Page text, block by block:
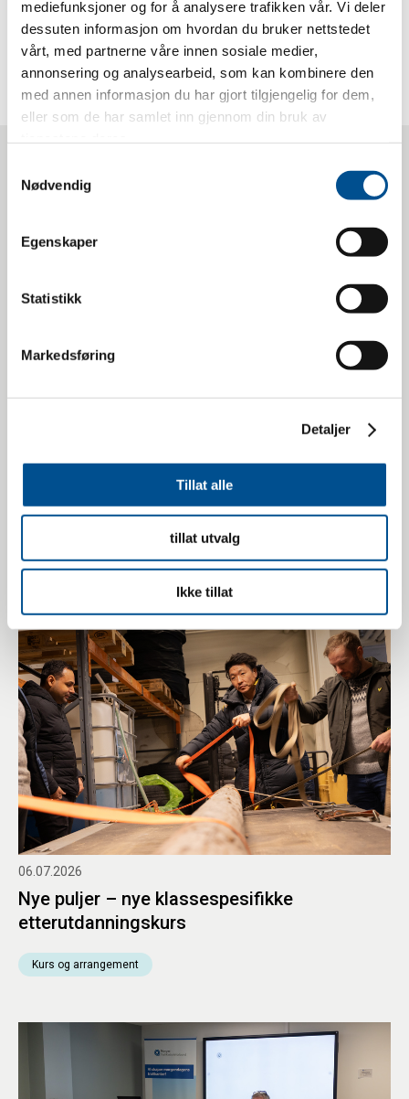
mediefunksjoner og for å analysere trafikken vår. Vi deler
dessuten informasjon om hvordan du bruker nettstedet
vårt, med partnerne våre innen sosiale medier,
annonsering og analysearbeid, som kan kombinere den
med annen informasjon du har gjort tilgjengelig for dem,
eller som de har samlet inn gjennom din bruk av
Nødvendig
Egenskaper
Statistikk
Markedsføring
Detaljer
Tillat alle
tillat utvalg
Ikke tillat
Arbeidstid for trafikklærere
Drift av trafikkskole
06.07.2026
Nye puljer – nye klassespesifikke
etterutdanningskurs
Kurs og arrangement